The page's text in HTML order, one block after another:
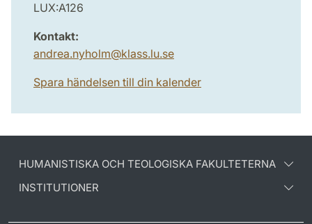
LUX:A126
Kontakt:
andrea.nyholm@klass.lu.se
Spara händelsen till din kalender
HUMANISTISKA OCH TEOLOGISKA FAKULTETERNA
INSTITUTIONER